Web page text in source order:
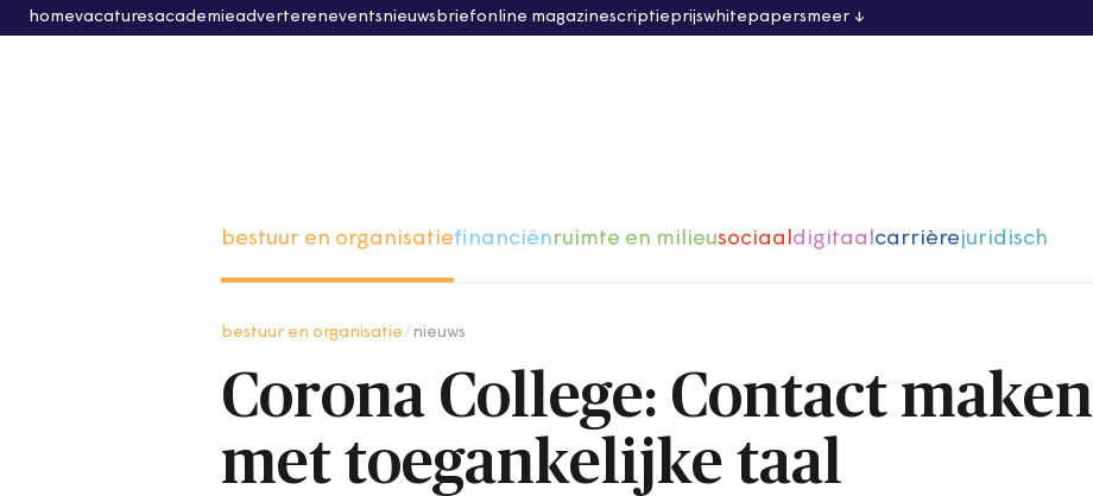
homevacaturesacademieadvertereneventsnieuwsbriefonline magazinescriptieprijswhitepapersmeer
bestuur en organisatiefinanciënruimte en milieusociaaldigitaalcarrièrejuridisch
bestuur en organisatie nieuws
Corona College: Contact maken
met toegankelijke taal